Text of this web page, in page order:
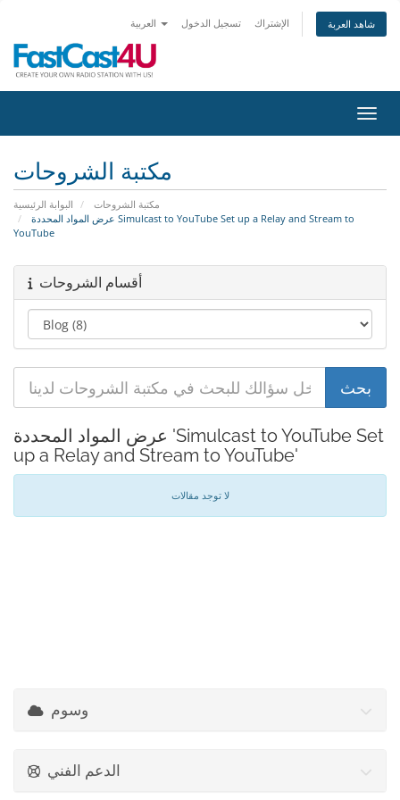
تسجيل الدخول الإشتراك شاهد العربة
مكتبة الشروحات
البوابة الرئيسية
مكتبة الشروحات
YouTube
أقسام الشروحات
عرض المواد المحددة 'Simulcast to YouTube Set
up a Relay and Stream to YouTube'
لا توجد مقالات
وسوم
الدعم الفني